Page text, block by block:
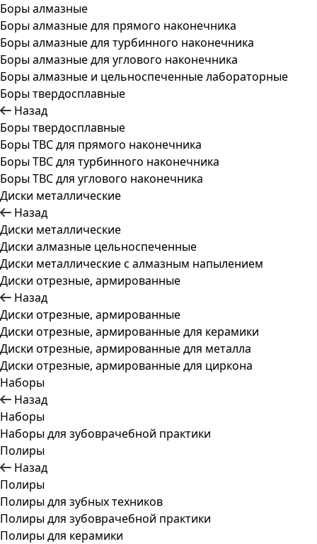
Боры алмазные
Боры алмазные для прямого наконечника
Боры алмазные для турбинного наконечника
Боры алмазные для углового наконечника
Боры алмазные и цельноспеченные лабораторные
Боры твердосплавные
Назад
Боры твердосплавные
Боры ТВС для прямого наконечника
Боры ТВС для турбинного наконечника
Боры ТВС для углового наконечника
Диски металлические
Назад
Диски металлические
Диски алмазные цельноспеченные
Диски металлические с алмазным напылением
Диски отрезные, армированные
Назад
Диски отрезные, армированные
Диски отрезные, армированные для керамики
Диски отрезные, армированные для металла
Диски отрезные, армированные для циркона
Наборы
Назад
Наборы
Наборы для зубоврачебной практики
Полиры
Назад
Полиры
Полиры для зубных техников
Полиры для зубоврачебной практики
Полиры для керамики